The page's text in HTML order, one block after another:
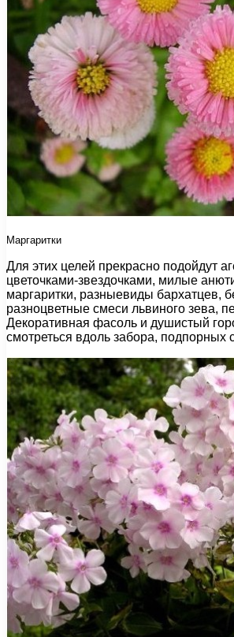
Маргаритки
Для этих целей прекрасно подойдут
цветочками-звездочками, милые
маргаритки, разныевиды бархатцев,
разноцветные смеси львиного зева,
Декоративная фасоль и душистый
смотреться вдоль забора, подпорных